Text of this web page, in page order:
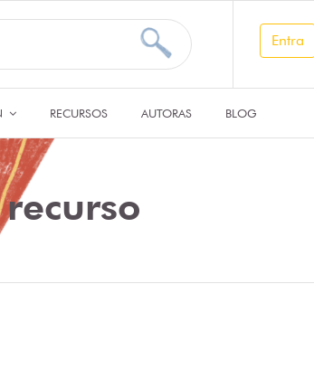
Entra
RECURSOS AUTORAS BLOG